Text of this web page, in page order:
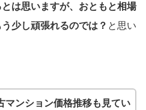
は思いますが、おともと相場
少し頑張れるのでは？ と思い
マンション価格推移も見てい